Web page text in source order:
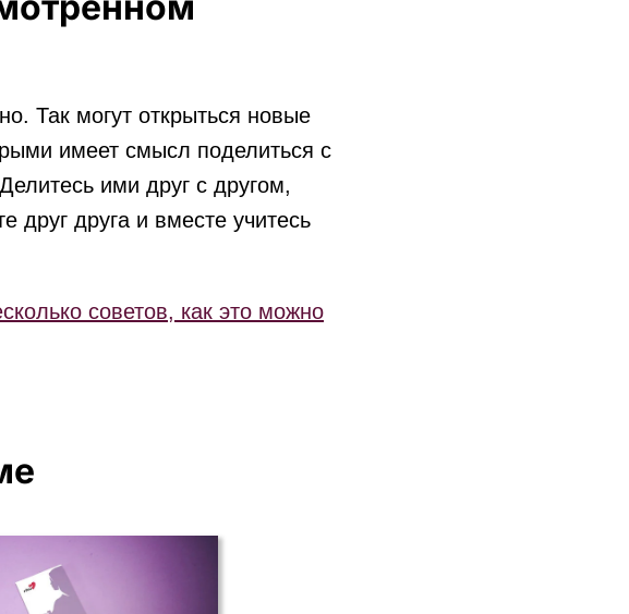
Так могут открыться новые
имеет смысл поделиться с
ими друг с другом,
друг друга и вместе учитесь
советов, как это можно